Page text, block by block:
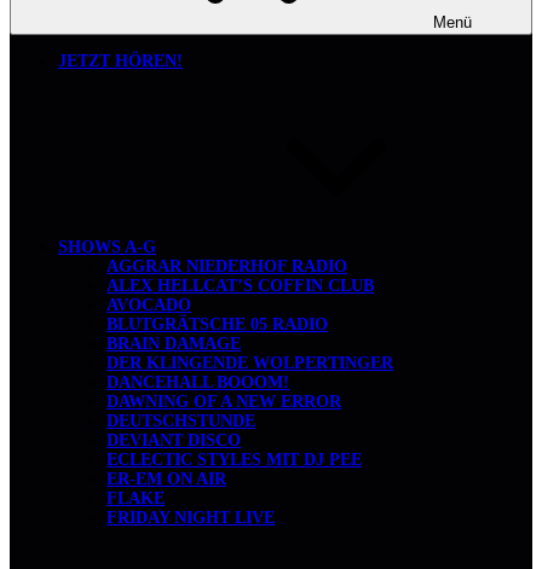
Menü
JETZT HÖREN!
SHOWS A-G
AGGRAR NIEDERHOF RADIO
ALEX HELLCAT’S COFFIN CLUB
AVOCADO
BLUTGRÄTSCHE 05 RADIO
BRAIN DAMAGE
DER KLINGENDE WOLPERTINGER
DANCEHALL BOOOM!
DAWNING OF A NEW ERROR
DEUTSCHSTUNDE
DEVIANT DISCO
ECLECTIC STYLES MIT DJ PEE
ER-EM ON AIR
FLAKE
FRIDAY NIGHT LIVE